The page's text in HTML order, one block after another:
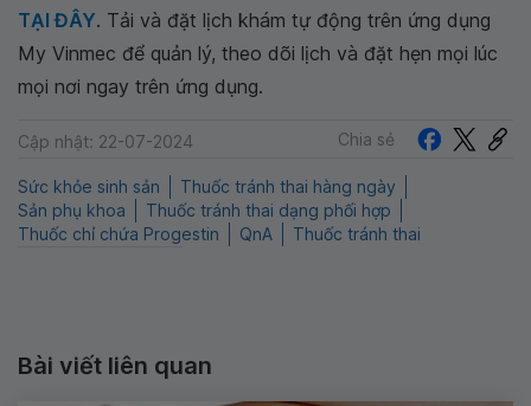
TẠI ĐÂY. Tải và đặt lịch khám tự động trên ứng dụng
My Vinmec để quản lý, theo dõi lịch và đặt hẹn mọi lúc
mọi nơi ngay trên ứng dụng.
Cập nhật: 22-07-2024 Chia sẻ
Sức khỏe sinh sản
Thuốc tránh thai hàng ngày
Sản phụ khoa
Thuốc tránh thai dạng phối hợp
Thuốc chỉ chứa Progestin
QnA Thuốc tránh thai
Bài viết liên quan